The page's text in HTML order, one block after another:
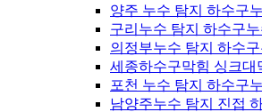
양주 누수 탐지 하수구
구리누수 탐지 하수구
의정부누수 탐지 하수
세종하수구막힘 싱크대
포천 누수 탐지 하수구
남양주누수 탐지 진접